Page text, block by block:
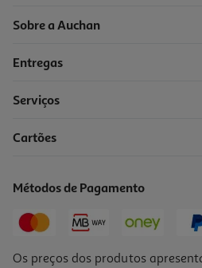
Sobre a Auchan
Entregas
Serviços
Cartões
Métodos de Pagamento
Os preços dos produtos